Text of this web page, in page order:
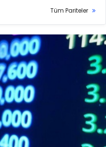
Tüm Pariteler